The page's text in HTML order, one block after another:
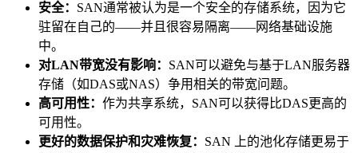
安全： SAN通常被认为是一个安全的存储系统，因为它
驻留在自己的——并且很容易隔离——网络基础设施
中。
对LAN带宽没有影响： SAN可以避免与基于LAN服务器
存储（如DAS或NAS）争用相关的带宽问题。
高可用性： 作为共享系统，SAN可以获得比DAS更高的
可用性。
更好的数据保护和灾难恢复： SAN 上的池化存储更易于